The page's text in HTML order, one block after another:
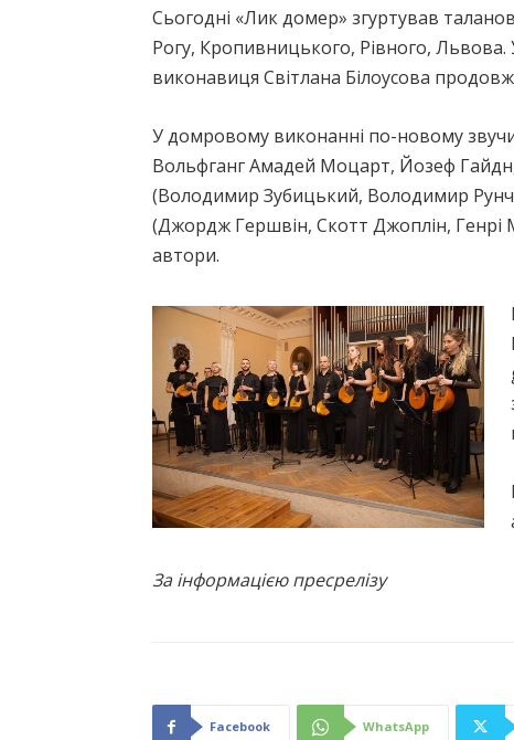
Сьогодні «Лик домер» згуртував
Рогу, Кропивницького, Рівного, Львова.
виконавиця Світлана Білоусова
У домровому виконаннi по-новому
Вольфганг Амадей Моцарт, Йозеф
(Володимир Зубицький, Володимир
(Джордж Гершвiн, Скотт Джоплiн, Генрі
автори.
За інформацією пресрелізу
Facebook WhatsApp